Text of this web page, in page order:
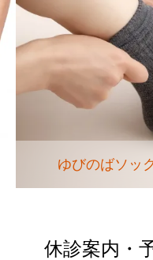
ゆびのばソッ
休診案内・